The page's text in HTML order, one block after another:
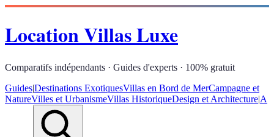
Location Villas Luxe
Comparatifs indépendants · Guides d'experts · 100% gratuit
Guides|Destinations ExotiquesVillas en Bord de MerCampagne et
NatureVilles et UrbanismeVillas HistoriqueDesign et Architecture|A